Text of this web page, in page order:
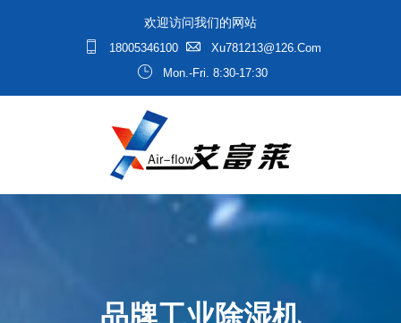
欢迎访问我们的网站
18005346100
Xu781213@126.com
Mon.-Fri. 8:30-17:30
品牌工业除湿机